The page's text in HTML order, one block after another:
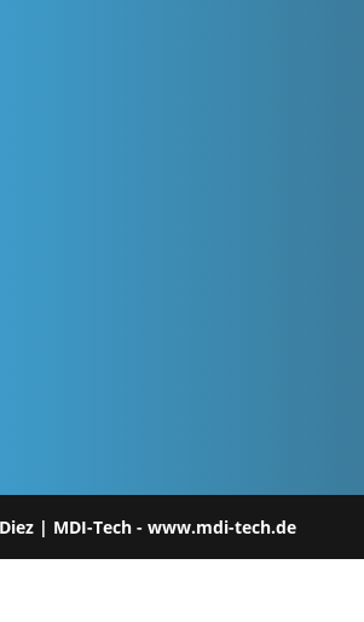
| MDI-Tech - www.mdi-tech.de